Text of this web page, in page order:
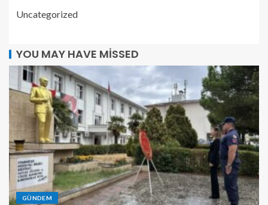
Uncategorized
YOU MAY HAVE MISSED
GÜNDEM